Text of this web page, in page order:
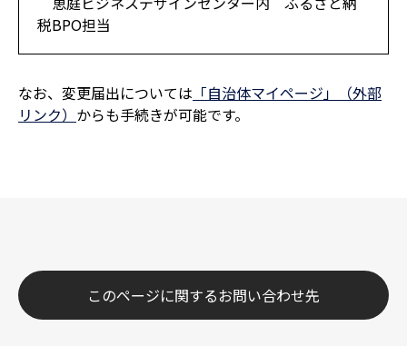
税BPO担当
なお、変更届出については 「自治体マイページ」（外部
リンク） からも手続きが可能です。
このページに関するお問い合わせ先